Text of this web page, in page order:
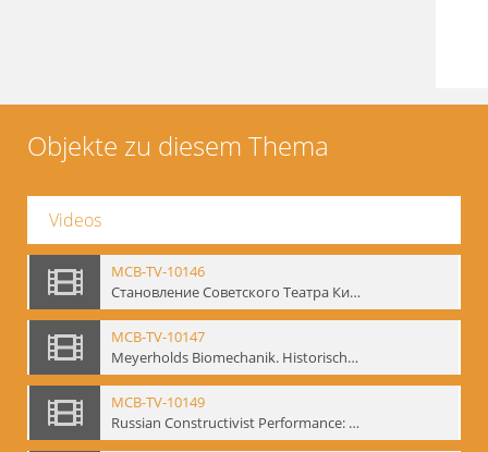
Objekte zu diesem Thema
Videos
MCB-TV-10146
Становление Советского Театра Кино - свидетельства эпохи 1920-1936 / Entstehung des sowjetischen Theaters – kinematografische Zeugnisse 1920-1936 - Interne Signatur: BM-vid-96
MCB-TV-10147
Meyerholds Biomechanik. Historisches Filmmaterial - Interne Signatur: BM-vid-99
MCB-TV-10149
Russian Constructivist Performance: An Evening of Foregger's Mastfor Cabaret. Good Treatment for Horses - Interne Signatur: BM-vid-105